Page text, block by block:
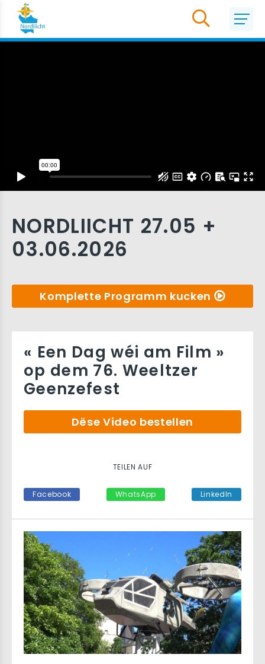
NORDLIICHT 27.05 +
03.06.2026
Komplette Programm kucken
« Een Dag wéi am Film »
op dem 76. Weeltzer
Geenzefest
Dëse Video bestellen
TEILEN AUF
Facebook WhatsApp LinkedIn